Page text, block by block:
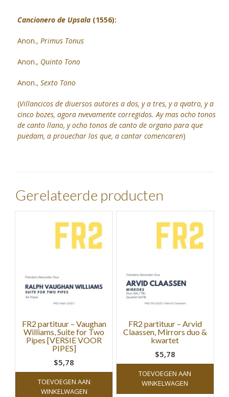
Cancionero de Upsala (1556):
Anon., Primus Tonus
Anon., Quinto Tono
Anon., Sexto Tono
(Villancicos de diuersos autores a dos, y a tres, y a qvatro, y a
cinco bozes, agora nvevamente corregidos. Ay mas ocho tonos
de canto llano, y ocho tonos de canto de organo para que
puedam, a prouechar los que, a cantar comencaren)
Gerelateerde producten
FR2 partituur – Vaughan
Williams, Suite for Two
Pipes [VERSIE VOOR
PIPES]
$5,78
TOEVOEGEN AAN
WINKELWAGEN
FR2 partituur – Arvid
Claassen, Mirrors duo &
kwartet
$5,78
TOEVOEGEN AAN
WINKELWAGEN